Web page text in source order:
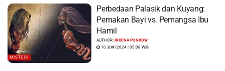
MISTERI
Perbedaan Palasik dan Kuyang:
Pemakan Bayi vs. Pemangsa Ibu
Hamil
AUTHOR:RHIENA PONDOW
10 JUNI 2024 | 05:08 WIB